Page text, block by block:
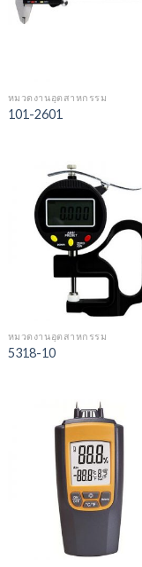
หมวดงานอุตสาหกรรม
101-2601
หมวดงานอุตสาหกรรม
5318-10